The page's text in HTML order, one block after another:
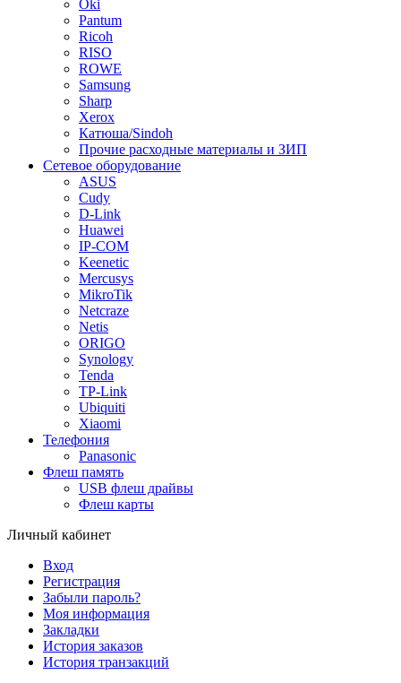
Oki
Pantum
Ricoh
RISO
ROWE
Samsung
Sharp
Xerox
Катюша/Sindoh
Прочие расходные материалы и ЗИП
Сетевое оборудование
ASUS
Cudy
D-Link
Huawei
IP-COM
Keenetic
Mercusys
MikroTik
Netcraze
Netis
ORIGO
Synology
Tenda
TP-Link
Ubiquiti
Xiaomi
Телефония
Panasonic
Флеш память
USB флеш драйвы
Флеш карты
Личный кабинет
Вход
Регистрация
Забыли пароль?
Моя информация
Закладки
История заказов
История транзакций